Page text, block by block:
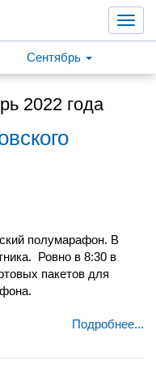
Сентябрь
2022 года
полумарафон. В
Ровно в 8:30 в
пакетов для
Подробнее...